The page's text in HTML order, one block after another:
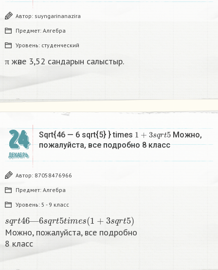
Автор: suyngarinanazira
Предмет: Алгебра
Уровень: студенческий
π және 3,52 сандарын салыстыр.
24
ДЕКАБРЬ
Sqrt{46 — 6 sqrt{5} } times 1+3sqrt5 Можно,
пожалуйста, все подробно 8 класс​
Автор: 87058476966
Предмет: Алгебра
Уровень: 5 - 9 класс
t 46 6 t5t im 1+ q )
Можно, пожалуйста, все подробно
8 класс​